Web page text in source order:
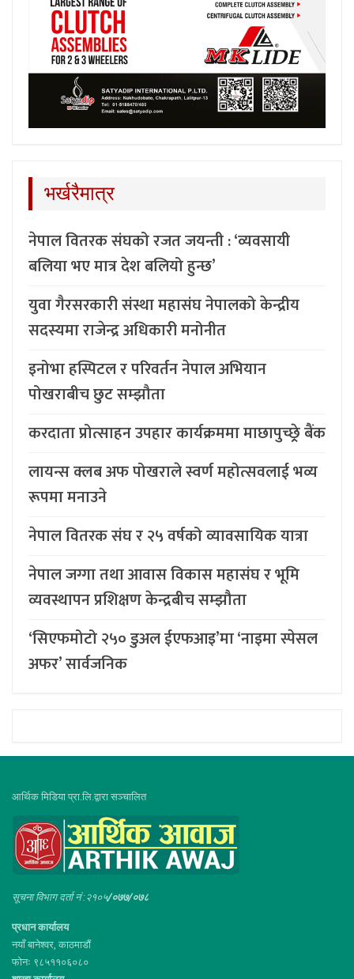
भर्खरैमात्र
नेपाल वितरक संघको रजत जयन्ती : ‘व्यवसायी
बलिया भए मात्र देश बलियो हुन्छ’
युवा गैरसरकारी संस्था महासंघ नेपालको केन्द्रीय
सदस्यमा राजेन्द्र अधिकारी मनोनीत
इनोभा हस्पिटल र परिवर्तन नेपाल अभियान
पोखराबीच छुट सम्झौता
करदाता प्रोत्साहन उपहार कार्यक्रममा माछापुच्छ्र्रे बैंक
लायन्स क्लब अफ पोखराले स्वर्ण महोत्सवलाई भव्य
रूपमा मनाउने
नेपाल वितरक संघ र २५ वर्षको व्यावसायिक यात्रा
नेपाल जग्गा तथा आवास विकास महासंघ र भूमि
व्यवस्थापन प्रशिक्षण केन्द्रबीच सम्झौता
‘सिएफमोटो २५० डुअल ईएफआइ’मा ‘नाइमा स्पेसल
अफर’ सार्वजनिक
आर्थिक मिडिया प्रा.लि.द्वारा सञ्चालित
सूचना विभाग दर्ता नं :२१०५/०७७/०७८
प्रधान कार्यालय
नयाँ बानेश्वर, काठमाडौं
फोनः ९८५११०६०८०